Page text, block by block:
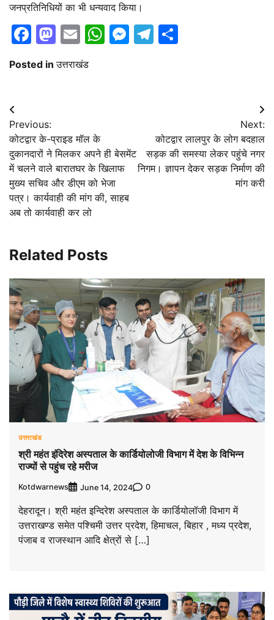
जनप्रतिनिधियों का भी धन्यवाद किया।
Facebook
Mastodon
EmailWhatsApp
Messenger
Telegram
Posted inउत्तराखंड
Post
navigation
Previous:
कोटद्वार के-प्राइड मॉल के
दुकानदारों ने मिलकर अपने ही बेसमेंट
में चलने वाले बारातघर के खिलाफ
मुख्य सचिव और डीएम को भेजा
पत्र। कार्यवाही की मांग की, साहब
अब तो कार्यवाही कर लो
Next:
कोटद्वार लालपुर के लोग बदहाल
सड़क की समस्या लेकर पहुंचे नगर
निगम। ज्ञापन देकर सड़क निर्माण की
मांग करी
Related Posts
उत्तराखंड
श्री महंत इंदिरेश अस्पताल के कार्डियोलोजी विभाग में देश के विभिन्न
राज्यों से पहुंच रहे मरीज
Kotdwarnews June 14, 2024 0
देहरादून। श्री महंत इन्दिरेश अस्पताल के कार्डियोलॉजी विभाग में
उत्तराखण्ड समेत पश्चिमी उत्तर प्रदेश, हिमाचल, बिहार , मध्य प्रदेश,
पंजाब व राजस्थान आदि क्षेत्रों से […]